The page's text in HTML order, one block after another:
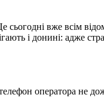
сьогодні вже всім
і донині: адже
оператора не